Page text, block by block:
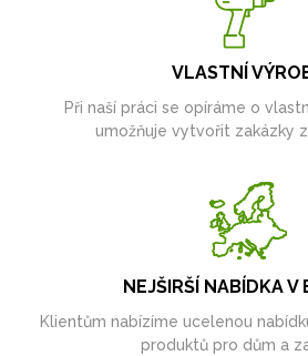
VLASTNÍ
Při naší práci se opíráme o
umožňuje vytvořit zakázky
NEJŠIRŠÍ NABÍDKA V
Klientům nabízíme ucelenou
produktů pro dům a